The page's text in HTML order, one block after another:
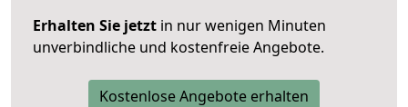
Erhalten Sie jetzt in nur wenigen Minuten
unverbindliche und kostenfreie Angebote.
Kostenlose Angebote erhalten